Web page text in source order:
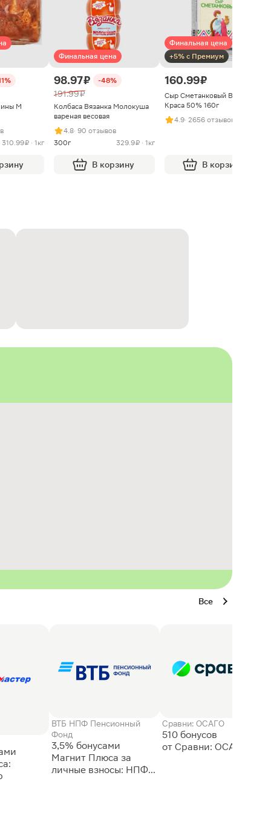
М
310.99 ₽ · 1кг
Финальная цена
98.97 ₽ -48%
191.99 ₽
Колбаса Вязанка Молокуша
вареная весовая
4.8· 90 отзывов
300г
329.9 ₽ · 1кг
В корзину
Финальная цена
+5% с Премиум
160.99 ₽
Сыр Сметанковый Варвара
Краса 50% 160г
4.9· 2656 отзывов
В корзину
Все
ВТБ НПФ Пенсионный
Фонд
3,5% бонусами
Магнит Плюса за
личные взносы: НПФ
Сравни: ОСАГО
510 бонусов